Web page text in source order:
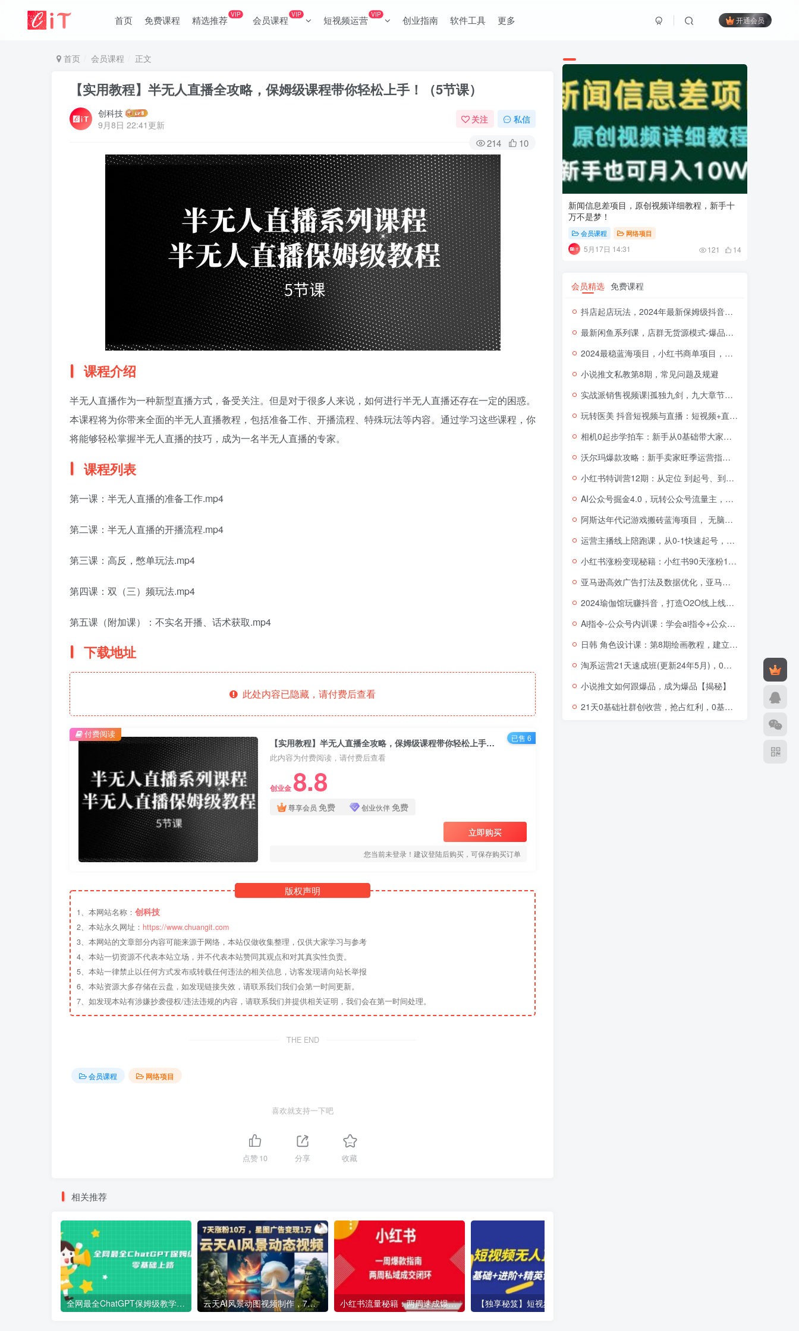
首页 免费课程 精选推荐VIP 会员课程VIP 短视频运营VIP 创业指南 软件工具 更多 开通会员
首页 会员课程 正文
【实用教程】半无人直播全攻略，保姆级课程带你轻松上手！（5节课）
创科技
9月8日 22:41更新
关注 私信
214 10
课程介绍
半无人直播作为一种新型直播方式，备受关注。但是对于很多人来说，如何进行半无人直播还存在一定的困惑。
本课程将为你带来全面的半无人直播教程，包括准备工作、开播流程、特殊玩法等内容。通过学习这些课程，你
将能够轻松掌握半无人直播的技巧，成为一名半无人直播的专家。
课程列表
第一课：半无人直播的准备工作.mp4
第二课：半无人直播的开播流程.mp4
第三课：高反，憋单玩法.mp4
第四课：双（三）频玩法.mp4
第五课（附加课）：不实名开播、话术获取.mp4
下载地址
此处内容已隐藏，请付费后查看
【实用教程】半无人直播全攻略，保姆级课程带你轻松上手！（5节课）
此内容为付费阅读，请付费后查看
创业金 8.8
尊享会员 免费 创业伙伴免费
立即购买
您当前未登录！建议登陆后购买，可保存购买订单
付费阅读 已售 6
版权声明
1、本网站名称： 创科技
2、本站永久网址： https://www.chuangit.com
3、本网站的文章部分内容可能来源于网络，本站仅做收集整理，仅供大家学习与参考
4、本站一切资源不代表本站立场，并不代表本站赞同其观点和对其真实性负责。
5、本站一律禁止以任何方式发布或转载任何违法的相关信息，访客发现请向站长举报
6、本站资源大多存储在云盘，如发现链接失效，请联系我们我们会第一时间更新。
7、如发现本站有涉嫌抄袭侵权/违法违规的内容，请联系我们并提供相关证明，我们会在第一时间处理。
THE END
会员课程 网络项目
喜欢就支持一下吧
点赞10 分享 收藏
相关推荐
全网最全ChatGPT保姆级教学，零基础上路 云天AI风景动图视频制作，7天涨粉10万，星图广告变现1万 小红书流量秘籍：两周速成爆款笔记，解锁免费流量池
新闻信息差项目，原创视频详细教程，新手十
万不是梦！
会员课程 网络项目
5月17日 14:31 121 14
会员精选 免费课程
抖店起店玩法，2024年最新保姆级抖音小店开店教程（26节视频课）
最新闲鱼系列课，店群无货源模式-爆品打造硬件+软件+人工（20节课）
2024最稳蓝海项目，小红书商单项目，没有之一【揭秘】
小说推文私教第8期，常见问题及规避
实战派销售视频课|孤独九剑，九大章节环环相扣，全面讲解销售
玩转医美 抖音短视频与直播：短视频+直播+美学分享+团购（37节）
相机0起步学拍车：新手从0基础带大家玩转汽车摄影（18节课）
沃尔玛爆款攻略：新手卖家旺季运营指南（11节视频课）
小红书特训营12期：从定位 到起号、到变现全路径带你快速打通爆款任督二脉
AI公众号掘金4.0，玩转公众号流量主，快速生成原创文章，可矩阵【揭秘】
阿斯达年代记游戏搬砖蓝海项目， 无脑搬砖日入一两张【揭秘】
运营主播线上陪跑课，从0-1快速起号，猴帝1600线上课(更新24年5月)
小红书涨粉变现秘籍：小红书90天涨粉18W，1周涨粉破万，半年矩阵号粉丝破百万
亚马逊高效广告打法及数据优化，亚马逊高阶广告打法课
2024瑜伽馆玩赚抖音，打造O2O线上线下超级门店
Ai指令-公众号内训课：学会ai指令+公众号的底层逻辑（7节课）
日韩 角色设计课：第8期绘画教程，建立适合自己的设计体系（38节课）
淘系运营21天速成班(更新24年5月)，0基础轻松搞定淘系运营，不做假把式
小说推文如何跟爆品，成为爆品【揭秘】
21天0基础社群创收营，抢占红利，0基础解锁第二职业